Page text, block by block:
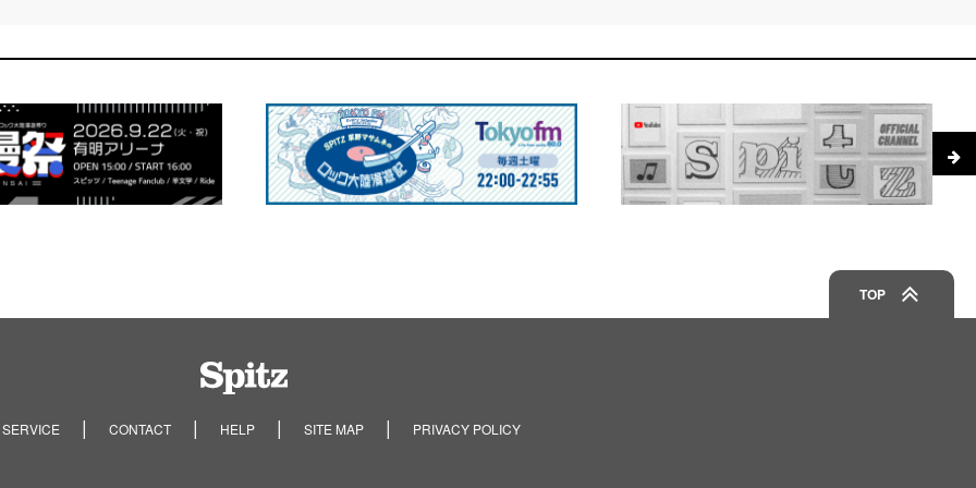
TOP
CONTACT HELP SITE MAP PRIVACY POLICY